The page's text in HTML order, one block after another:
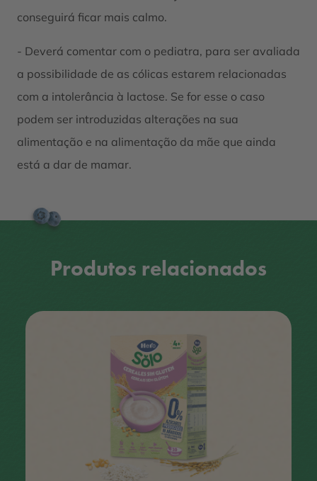
conseguirá ficar mais calmo.
- Deverá comentar com o pediatra, para ser avaliada
a possibilidade de as cólicas estarem relacionadas
com a intolerância à lactose. Se for esse o caso
podem ser introduzidas alterações na sua
alimentação e na alimentação da mãe que ainda
está a dar de mamar.
Produtos relacionados